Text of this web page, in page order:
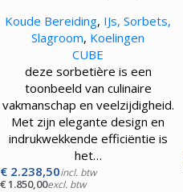
Koude Bereiding, IJs, Sorbets,
Slagroom, Koelingen
CUBE
deze sorbetière is een
toonbeeld van culinaire
vakmanschap en veelzijdigheid.
Met zijn elegante design en
indrukwekkende efficiëntie is
het…
€ 2.238,50incl. btw
€1.850,00excl. btw